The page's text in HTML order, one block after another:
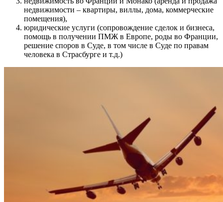
недвижимости – квартиры, виллы, дома, коммерческие
помещения),
юридические услуги (сопровождение сделок и бизнеса,
помощь в получении ПМЖ в Европе, роды во Франции,
решение споров в Суде, в том числе в Суде по правам
человека в Страсбурге и т.д.)